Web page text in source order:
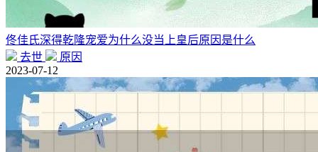
佟佳氏深得乾隆宠爱为什么没当上皇后原因是什么
去世
原因
2023-07-12